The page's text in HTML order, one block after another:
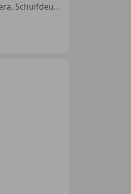
Schuifdeur rechts, Nieuwe APK, Parkeerhulp voor, Voorruitverwarming, Parkeerhulp met camera, Schuifdeur links, Stoelverwarming, Automatische klimaatregeling, 2 zones